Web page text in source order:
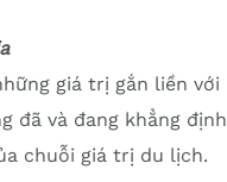
giá trị gắn liền với
đã và đang khẳng định
chuỗi giá trị du lịch.